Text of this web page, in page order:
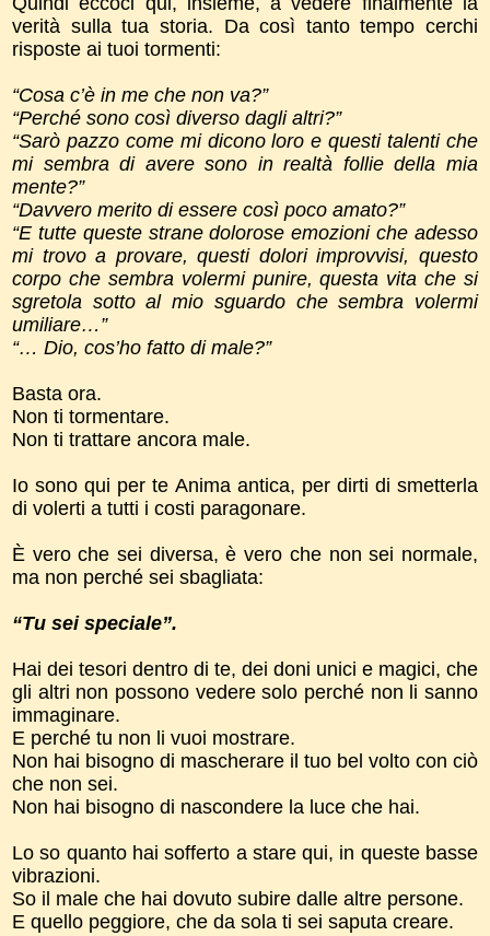
verità sulla tua storia. Da così tanto tempo cerchi
risposte ai tuoi tormenti:
“Cosa c’è in me che non va?”
“Perché sono così diverso dagli altri?”
“Sarò pazzo come mi dicono loro e questi talenti che
mi sembra di avere sono in realtà follie della mia
mente?”
“Davvero merito di essere così poco amato?”
“E tutte queste strane dolorose emozioni che adesso
mi trovo a provare, questi dolori improvvisi, questo
corpo che sembra volermi punire, questa vita che si
sgretola sotto al mio sguardo che sembra volermi
umiliare…”
“… Dio, cos’ho fatto di male?”
Basta ora.
Non ti tormentare.
Non ti trattare ancora male.
Io sono qui per te Anima antica, per dirti di smetterla
di volerti a tutti i costi paragonare.
È vero che sei diversa, è vero che non sei normale,
ma non perché sei sbagliata:
“Tu sei speciale”.
Hai dei tesori dentro di te, dei doni unici e magici, che
gli altri non possono vedere solo perché non li sanno
immaginare.
E perché tu non li vuoi mostrare.
Non hai bisogno di mascherare il tuo bel volto con ciò
che non sei.
Non hai bisogno di nascondere la luce che hai.
Lo so quanto hai sofferto a stare qui, in queste basse
vibrazioni.
So il male che hai dovuto subire dalle altre persone.
E quello peggiore, che da sola ti sei saputa creare.